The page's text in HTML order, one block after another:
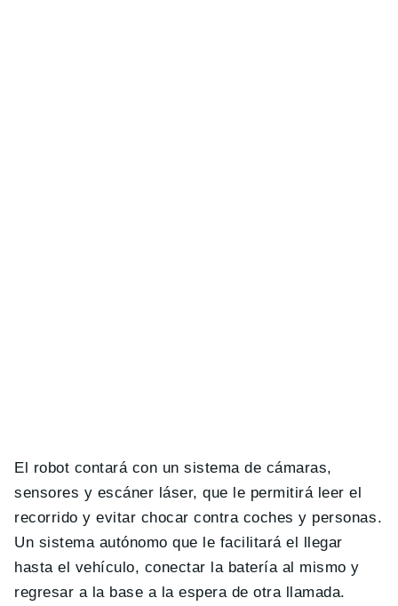
El robot contará con un sistema de cámaras,
sensores y escáner láser, que le permitirá leer el
recorrido y evitar chocar contra coches y personas.
Un sistema autónomo que le facilitará el llegar
hasta el vehículo, conectar la batería al mismo y
regresar a la base a la espera de otra llamada.